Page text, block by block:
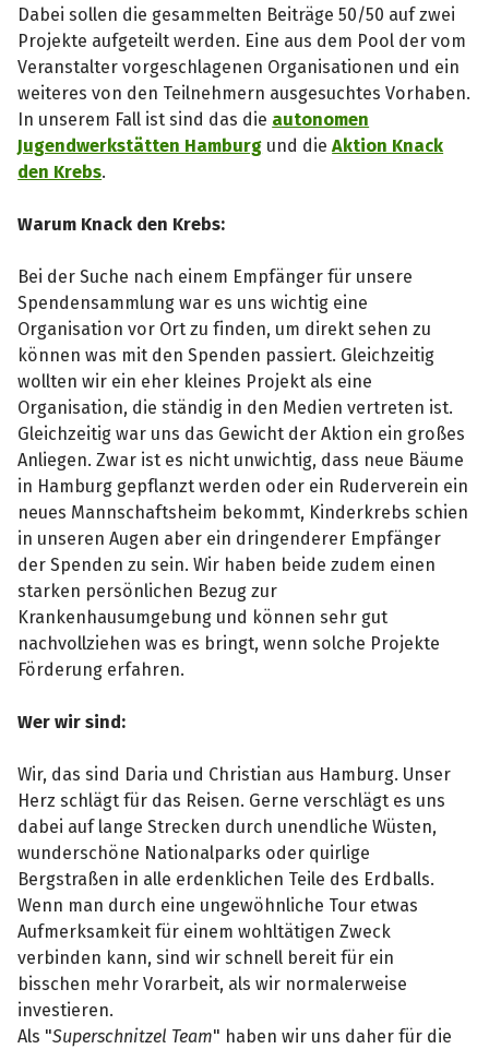
Dabei sollen die gesammelten Beiträge 50/50 auf zwei
Projekte aufgeteilt werden. Eine aus dem Pool der vom
Veranstalter vorgeschlagenen Organisationen und ein
weiteres von den Teilnehmern ausgesuchtes Vorhaben.
In unserem Fall ist sind das die autonomen
Jugendwerkstätten Hamburg und dieAktion Knack
den Krebs.
Warum Knack den Krebs:
Bei der Suche nach einem Empfänger für unsere
Spendensammlung war es uns wichtig eine
Organisation vor Ort zu finden, um direkt sehen zu
können was mit den Spenden passiert. Gleichzeitig
wollten wir ein eher kleines Projekt als eine
Organisation, die ständig in den Medien vertreten ist.
Gleichzeitig war uns das Gewicht der Aktion ein großes
Anliegen. Zwar ist es nicht unwichtig, dass neue Bäume
in Hamburg gepflanzt werden oder ein Ruderverein ein
neues Mannschaftsheim bekommt, Kinderkrebs schien
in unseren Augen aber ein dringenderer Empfänger
der Spenden zu sein. Wir haben beide zudem einen
starken persönlichen Bezug zur
Krankenhausumgebung und können sehr gut
nachvollziehen was es bringt, wenn solche Projekte
Förderung erfahren.
Wer wir sind:
Wir, das sind Daria und Christian aus Hamburg. Unser
Herz schlägt für das Reisen. Gerne verschlägt es uns
dabei auf lange Strecken durch unendliche Wüsten,
wunderschöne Nationalparks oder quirlige
Bergstraßen in alle erdenklichen Teile des Erdballs.
Wenn man durch eine ungewöhnliche Tour etwas
Aufmerksamkeit für einem wohltätigen Zweck
verbinden kann, sind wir schnell bereit für ein
bisschen mehr Vorarbeit, als wir normalerweise
investieren.
Als "Superschnitzel Team" haben wir uns daher für die